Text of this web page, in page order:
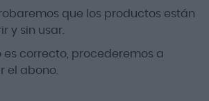
que los productos están
y sin usar.
es correcto, procederemos a
el abono.